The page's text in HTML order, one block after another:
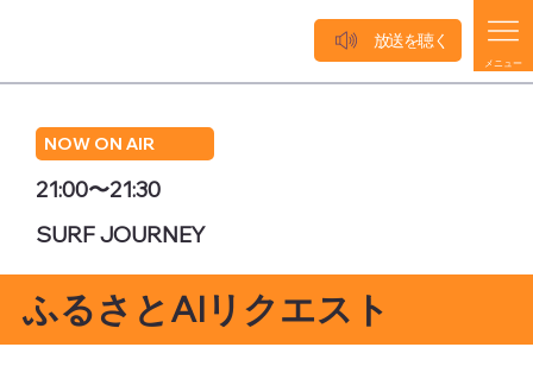
NOW ON AIR
21:00〜21:30
SURF JOURNEY
メニュー
放送を聴く
ふるさとAIリクエスト